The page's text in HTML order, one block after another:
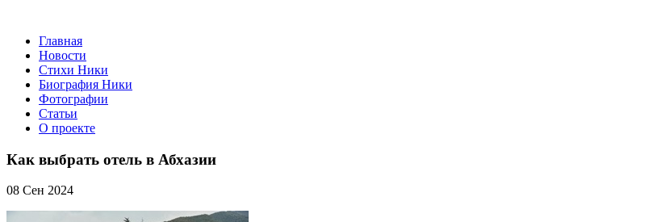
Главная
Новости
Стихи Ники
Биография Ники
Фотографии
Статьи
О проекте
Как выбрать отель в Абхазии
08 Сен 2024